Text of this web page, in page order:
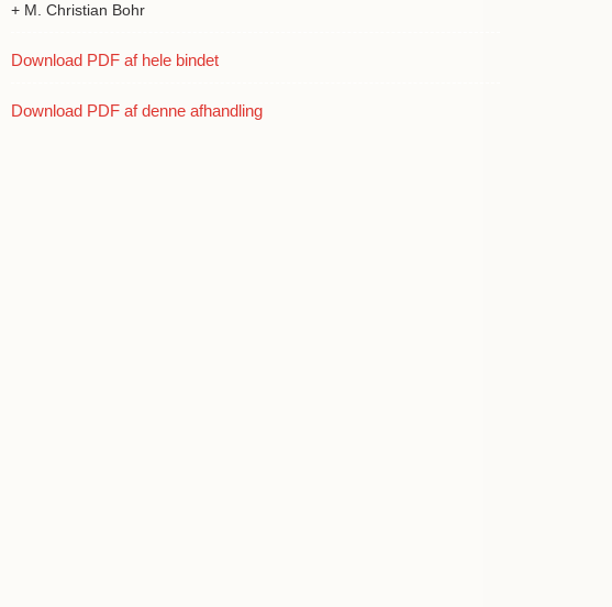
+ M. Christian Bohr
Download PDF af hele bindet
Download PDF af denne afhandling